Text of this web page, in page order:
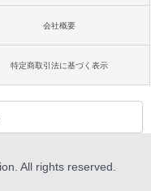
会社概要
特定商取引法に基づく表示
All rights reserved.